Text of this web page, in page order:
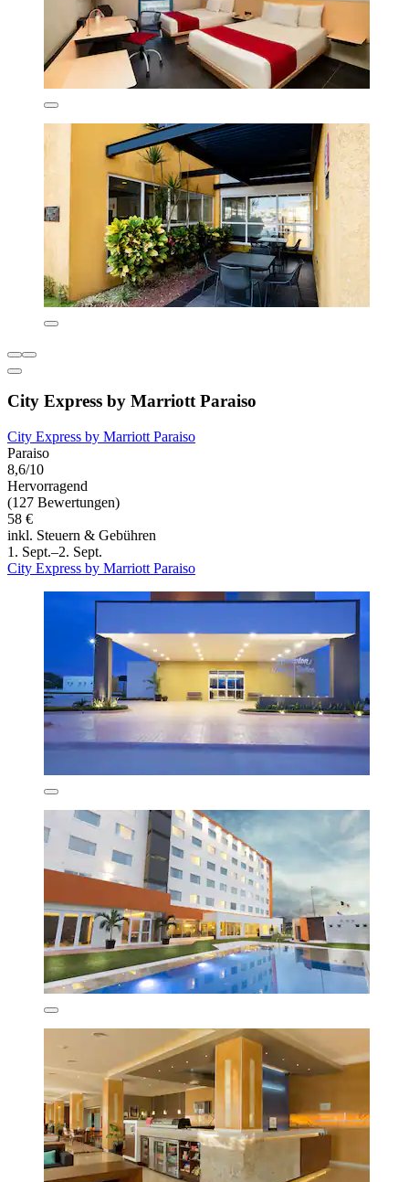
City Express by Marriott Paraiso
City Express by Marriott Paraiso
Paraiso
8,6/10
Hervorragend
(127 Bewertungen)
58 €
inkl. Steuern & Gebühren
1. Sept.–2. Sept.
City Express by Marriott Paraiso